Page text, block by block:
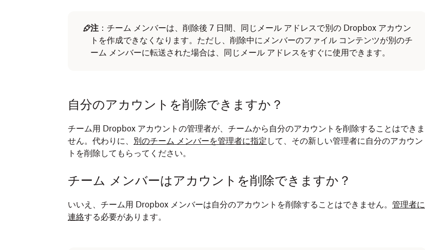
注 ：チーム メンバーは、削除後 7 日間、同じメール アドレスで別の Dropbox アカウン
トを作成できなくなります。ただし、削除中にメンバーのファイル コンテンツが別のチ
ーム メンバーに転送された場合は、同じメール アドレスをすぐに使用できます。
自分のアカウントを削除できますか？
チーム用 Dropbox アカウントの管理者が、チームから自分のアカウントを削除することはできま
せん。代わりに、 別のチーム メンバーを管理者に指定 して、その新しい管理者に自分のアカウン
トを削除してもらってください。
チーム メンバーはアカウントを削除できますか？
いいえ、チーム用 Dropbox メンバーは自分のアカウントを削除することはできません。 管理者に
連絡する必要があります。